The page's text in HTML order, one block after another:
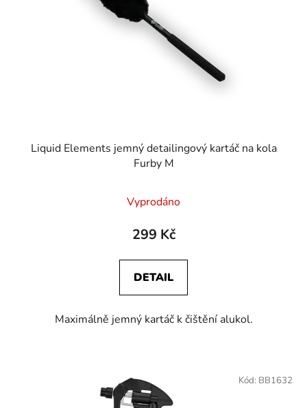
Liquid Elements jemný detailingový kartáč na kola
Furby M
Vyprodáno
299 Kč
DETAIL
Maximálně jemný kartáč k čištění alukol.
Kód: BB1632